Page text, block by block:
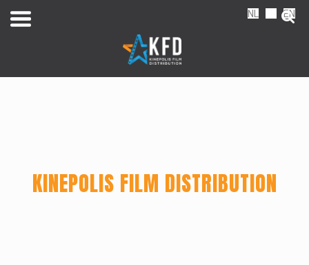
Home
NL EN
KINEPOLIS FILM DISTRIBUTION